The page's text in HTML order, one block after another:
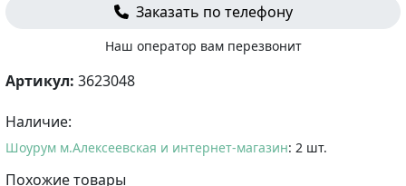
Заказать по телефону
Наш оператор вам перезвонит
Артикул: 3623048
Наличие:
Шоурум м.Алексеевская и интернет-магазин: 2 шт.
Похожие товары